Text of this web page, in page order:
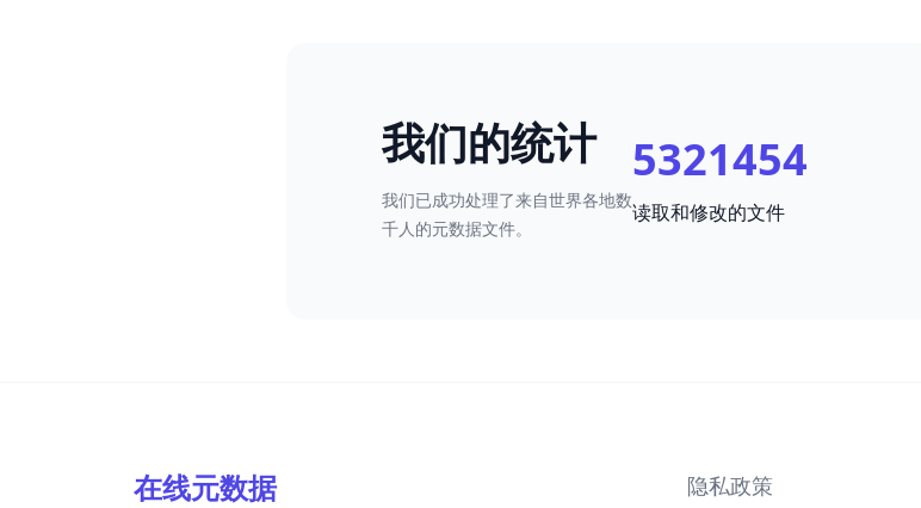
我们的统计
我们已成功处理了来自世界各地数
千人的元数据文件。
5321454
读取和修改的文件
在线元数据
隐私政策